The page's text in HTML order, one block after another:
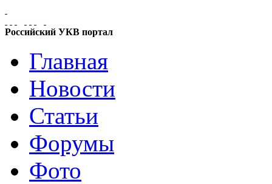
Российский УКВ портал
Главная
Новости
Статьи
Форумы
Фото